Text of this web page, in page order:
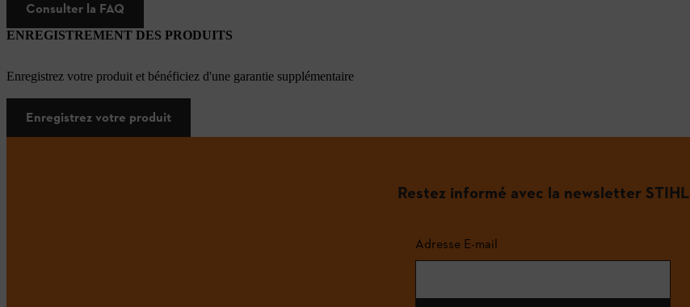
Consulter la FAQ
ENREGISTREMENT DES PRODUITS
Enregistrez votre produit et bénéficiez d'une garantie supplémentaire
Enregistrez votre produit
Restez informé avec la newsletter STIHL
Adresse E-mail